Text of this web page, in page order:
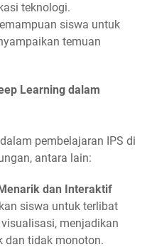
teknologi.
siswa untuk
temuan
Learning dalam
pembelajaran IPS di
antara lain:
dan Interaktif
siswa untuk terlibat
menjadikan
dan tidak monoton.